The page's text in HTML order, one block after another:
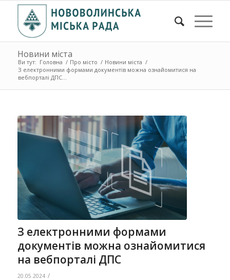
Новини міста
Ви тут: Головна / Про місто / Новини міста /
З електронними формами документів можна ознайомитися на
вебпорталі ДПС...
З електронними формами
документів можна ознайомитися
на вебпорталі ДПС
20.05.2024 /